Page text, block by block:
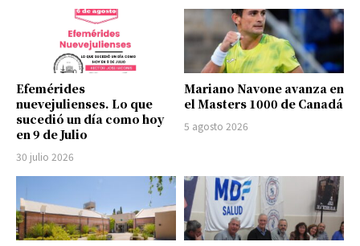
Efemérides
nuevejulienses. Lo que
sucedió un día como hoy
en 9 de Julio
30 julio 2026
Mariano Navone avanza en
el Masters 1000 de Canadá
5 agosto 2026